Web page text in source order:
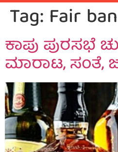
Tag: Fair
ಕಾಪು ಪುರಸಭೆ
ಮಾರಾಟ, ಸಂತೆ,